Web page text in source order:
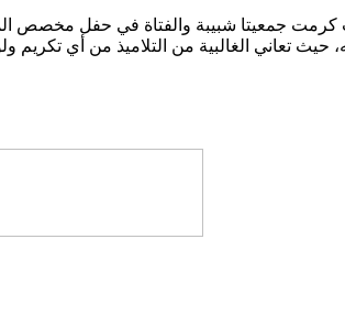
جمعيتا شبيبة والفتاة في حفل مخصص